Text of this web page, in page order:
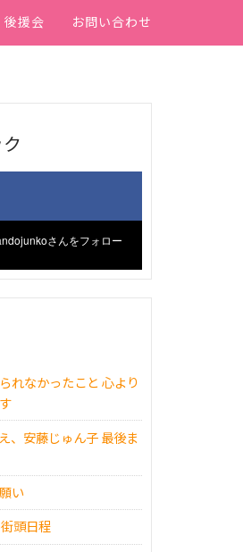
後援会 お問い合わせ
れなかったこと 心より
、安藤じゅん子 最後ま
い
頭日程